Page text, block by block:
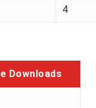
4
Downloads